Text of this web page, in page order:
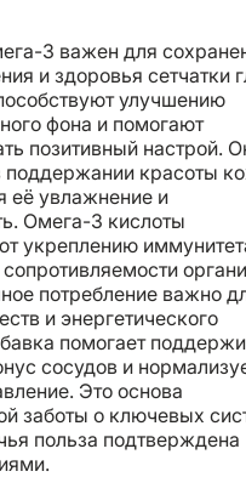
3 важен для
и здоровья сетчатки
улучшению
фона и помогают
позитивный настрой.
поддержании красоты
её увлажнение и
Омега-3 кислоты
укреплению
потребление важно
и энергетического
помогает
сосудов и
Это основа
заботы о ключевых
польза подтверждена